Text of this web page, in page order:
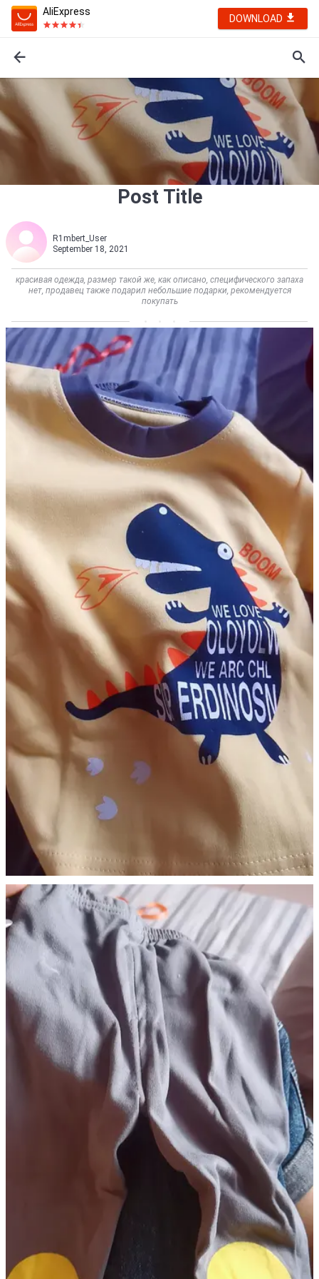
AliExpress
DOWNLOAD
Post Title
R1mbert_User
September 18, 2021
красивая одежда, размер такой же, как описано, специфического запаха
нет, продавец также подарил небольшие подарки, рекомендуется
покупать